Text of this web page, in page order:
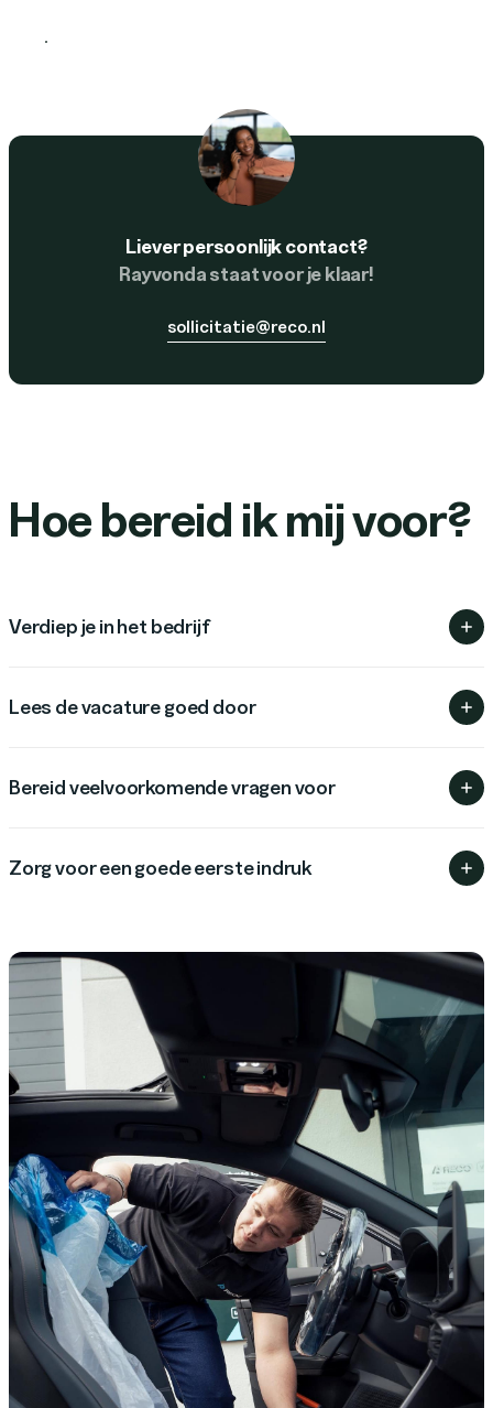
Solliciteer nu
Liever persoonlijk contact?
Rayvonda staat voor je klaar!
sollicitatie@reco.nl
Hoe bereid ik mij voor?
Verdiep je in het bedrijf
Lees de vacature goed door
Bereid veelvoorkomende vragen voor
Zorg voor een goede eerste indruk